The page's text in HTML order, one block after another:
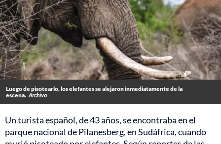
Luego de pisotearlo, los elefantes se alejaron inmediatamente de la
escena. Archivo
Un turista español, de 43 años, se encontraba en el
parque nacional de Pilanesberg, en Sudáfrica, cuando